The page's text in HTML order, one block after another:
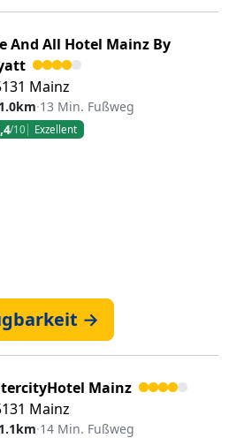
And All Hotel Mainz By
Mainz
1.0km·13 Min. Fußweg
/10 Exzellent
→
Mainz
Mainz
1.1km·14 Min. Fußweg